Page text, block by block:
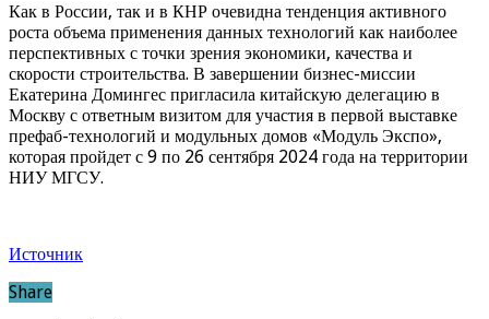
Как в России, так и в КНР очевидна тенденция активного
роста объема применения данных технологий как наиболее
перспективных с точки зрения экономики, качества и
скорости строительства. В завершении бизнес-миссии
Екатерина Домингес пригласила китайскую делегацию в
Москву с ответным визитом для участия в первой выставке
префаб-технологий и модульных домов «Модуль Экспо»,
которая пройдет с 9 по 26 сентября 2024 года на территории
НИУ МГСУ.
Источник
Share